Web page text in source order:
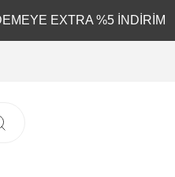
EXTRA %5 İNDİRİM